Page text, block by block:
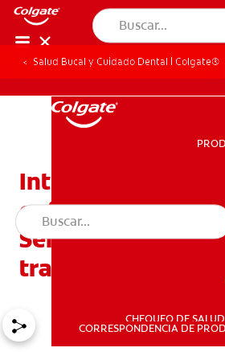
CHEQUEO DE
CORRESPONDENCIA DE
Salud Bucal y Cuidado Dental | Colgate®
Introducción a las
enfermedades
Señales, causas,
tratamiento